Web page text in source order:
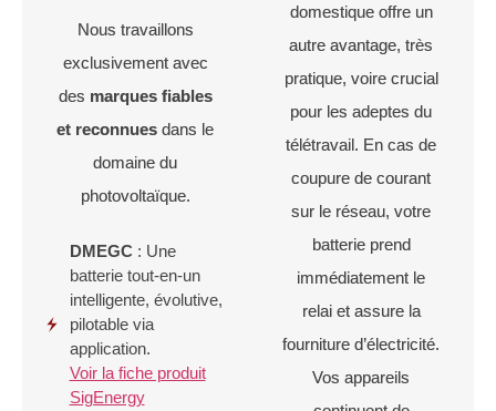
Nous travaillons
exclusivement avec
des marques fiables
et reconnues dans le
domaine du
photovoltaïque.
DMEGC: Une
batterie tout-en-un
intelligente, évolutive,
pilotable via
application.
Voir la fiche produit
SigEnergy
domestique offre un
autre avantage, très
pratique, voire crucial
pour les adeptes du
télétravail. En cas de
coupure de courant
sur le réseau, votre
batterie prend
immédiatement le
relai et assure la
fourniture d’électricité.
Vos appareils